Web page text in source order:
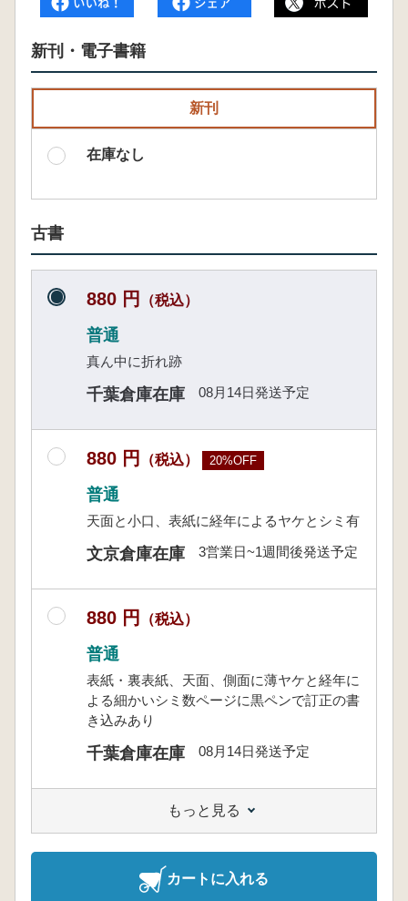
新刊・電子書籍
新刊
在庫なし
古書
880 円 （税込）
普通
真ん中に折れ跡
千葉倉庫在庫 08月14日発送予定
880 円 （税込） 20%OFF
普通
天面と小口、表紙に経年によるヤケとシミ有
文京倉庫在庫 3営業日~1週間後発送予定
880 円 （税込）
普通
表紙・裏表紙、天面、側面に薄ヤケと経年に
よる細かいシミ数ページに黒ペンで訂正の書
き込みあり
千葉倉庫在庫 08月14日発送予定
もっと見る
カートに入れる